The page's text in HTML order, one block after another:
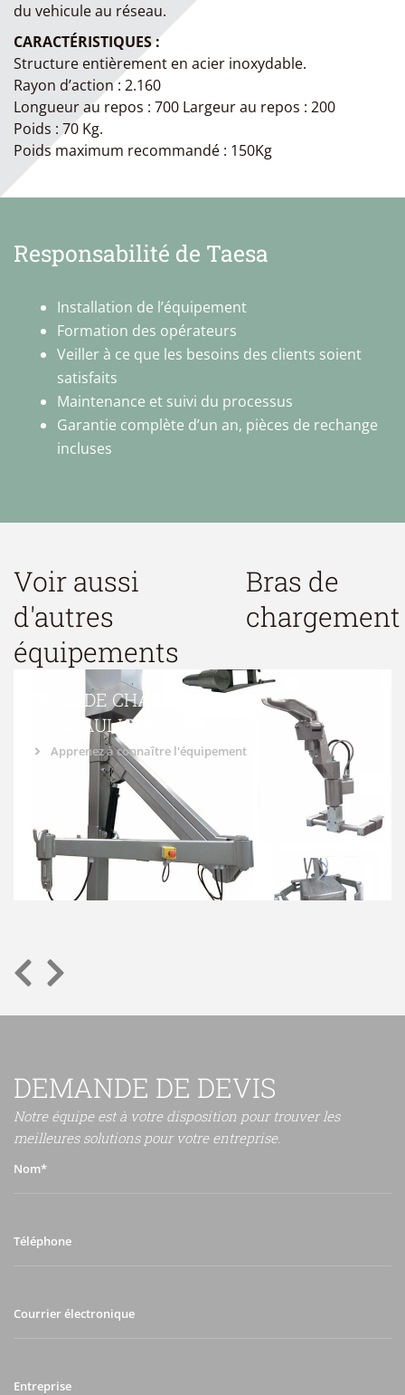
du vehicule au réseau.
CARACTÉRISTIQUES :
Structure entièrement en acier inoxydable.
Rayon d’action : 2.160
Longueur au repos : 700 Largeur au repos : 200
Poids : 70 Kg.
Poids maximum recommandé : 150Kg
Responsabilité de Taesa
Installation de l’équipement
Formation des opérateurs
Veiller à ce que les besoins des clients soient
satisfaits
Maintenance et suivi du processus
Garantie complète d’un an, pièces de rechange
incluses
Voir aussi
d'autres
équipements
Bras de
chargement
BRAS DE CHARGEMENT
HYDRAULIQUE
Apprenez à connaître l'équipement
DEMANDE DE DEVIS
Notre équipe est à votre disposition pour trouver les
meilleures solutions pour votre entreprise.
Nom*
Téléphone
Courrier
Entreprise